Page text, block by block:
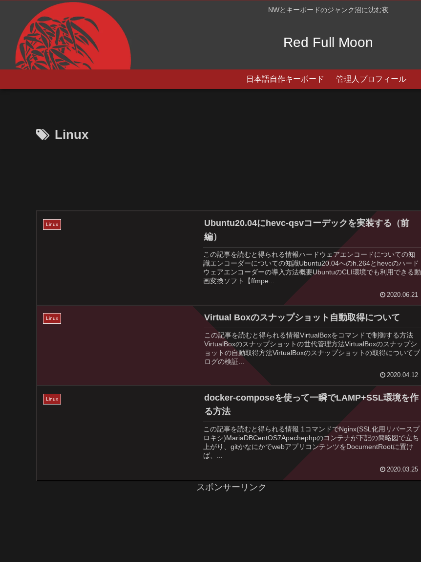
NWとキーボードのジャンク沼に沈む夜
Red Full Moon
日本語自作キーボード 管理人プロフィール
Linux
Linux
Ubuntu20.04にhevc-qsvコーデックを実装する（前
編）
この記事を読むと得られる情報ハードウェアエンコードについての知
識エンコーダーについての知識Ubuntu20.04へのh.264とhevcのハード
ウェアエンコーダーの導入方法概要UbuntuのCLI環境でも利用できる動
画変換ソフト【ffmpe...
2020.06.21
Linux Virtual Boxのスナップショット自動取得について
この記事を読むと得られる情報VirtualBoxをコマンドで制御する方法
VirtualBoxのスナップショットの世代管理方法VirtualBoxのスナップシ
ョットの自動取得方法VirtualBoxのスナップショットの取得についてブ
ログの検証...
2020.04.12
Linux
docker-composeを使って一瞬でLAMP+SSL環境を作
る方法
この記事を読むと得られる情報 1コマンドでNginx(SSL化用リバースプ
ロキシ)MariaDBCentOS7Apachephpのコンテナが下記の簡略図で立ち
上がり、gitかなにかでwebアプリコンテンツをDocumentRootに置け
ば、...
2020.03.25
スポンサーリンク